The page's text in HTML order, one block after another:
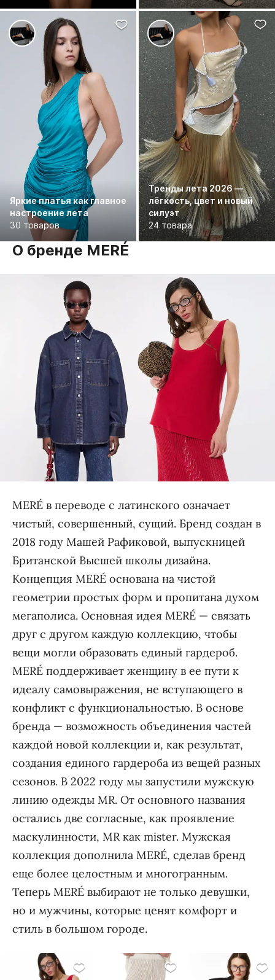
Яркие платья как главное
настроение лета
30 товаров
Тренды лета 2026 —
лёгкость, цвет и новый
силуэт
24 товара
О бренде MERÉ
MERÉ в переводе с латинского означает
чистый, совершенный, сущий. Бренд создан в
2018 году Машей Рафиковой, выпускницей
Британской Высшей школы дизайна.
Концепция MERÉ основана на чистой
геометрии простых форм и пропитана духом
мегаполиса. Основная идея MERÉ — связать
друг с другом каждую коллекцию, чтобы
вещи могли образовать единый гардероб.
MERÉ поддерживает женщину в ее пути к
идеалу самовыражения, не вступающего в
конфликт с функциональностью. В основе
бренда — возможность объединения частей
каждой новой коллекции и, как результат,
создания единого гардероба из вещей разных
сезонов. В 2022 году мы запустили мужскую
линию одежды MR. От основного названия
остались две согласные, как проявление
маскулинности, MR как mister. Мужская
коллекция дополнила MERÉ, сделав бренд
еще более целостным и многогранным.
Теперь MERÉ выбирают не только девушки,
но и мужчины, которые ценят комфорт и
стиль в большом городе.